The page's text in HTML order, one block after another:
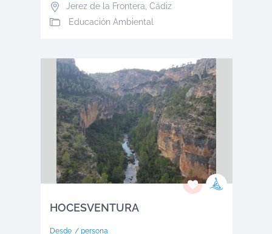
Jerez de la Frontera Cádiz
Educación Ambiental
HOCESVENTURA
Desde / persona